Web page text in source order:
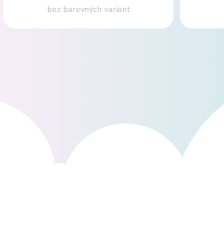
bez barevných variant